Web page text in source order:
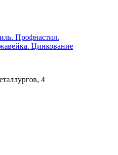
Профнастил.
Цинкование
4